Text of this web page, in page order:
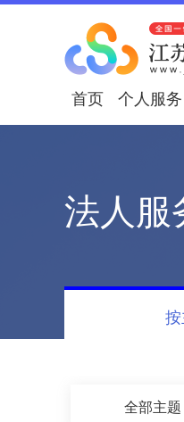
首页 个人服务
法人服
全部主题